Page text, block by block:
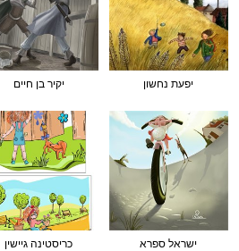
יפעת נחשון יקיר בן חיים
ישראל ספרא כריסטינה גיישין